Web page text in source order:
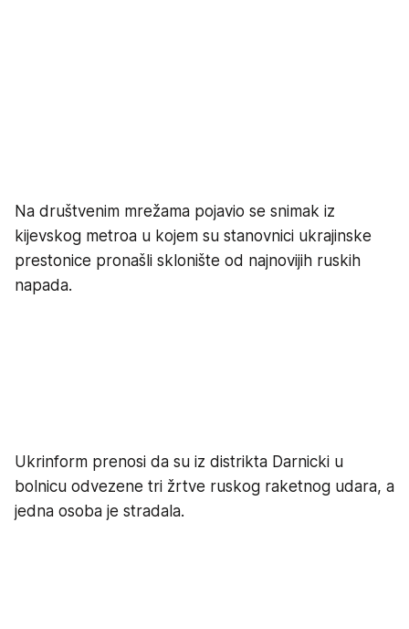
Na društvenim mrežama pojavio se snimak iz
kijevskog metroa u kojem su stanovnici ukrajinske
prestonice pronašli sklonište od najnovijih ruskih
napada.
Ukrinform prenosi da su iz distrikta Darnicki u
bolnicu odvezene tri žrtve ruskog raketnog udara, a
jedna osoba je stradala.